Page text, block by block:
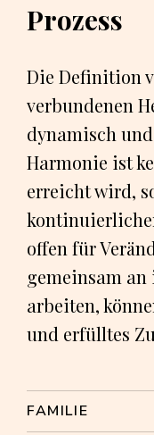
Prozess
Die Definition
verbundenen
dynamisch
Harmonie ist
erreicht wird,
offen für
gemeinsam
arbeiten,
und erfülltes
FAMILIE